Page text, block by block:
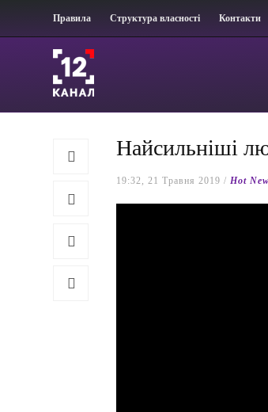
Правила Структура власності Контакти
Найсильніші
19:32, 21 Травня 2019 /Hot